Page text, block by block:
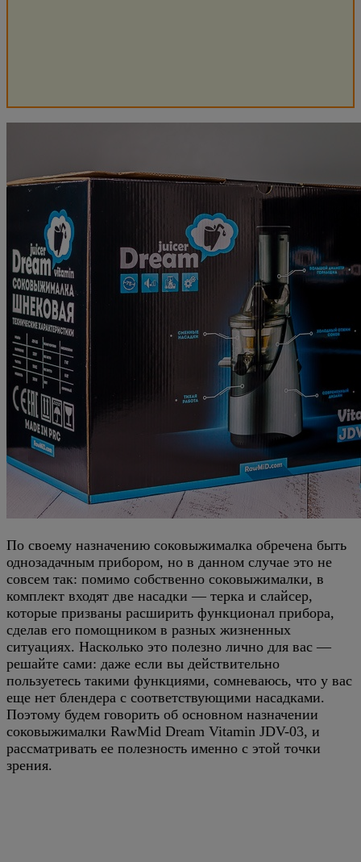
По своему назначению соковыжималка обречена быть
однозадачным прибором, но в данном случае это не
совсем так: помимо собственно соковыжималки, в
комплект входят две насадки — терка и слайсер,
которые призваны расширить функционал прибора,
сделав его помощником в разных жизненных
ситуациях. Насколько это полезно лично для вас —
решайте сами: даже если вы действительно
пользуетесь такими функциями, сомневаюсь, что у вас
еще нет блендера с соответствующими насадками.
Поэтому будем говорить об основном назначении
соковыжималки RawMid Dream Vitamin JDV-03, и
рассматривать ее полезность именно с этой точки
зрения.